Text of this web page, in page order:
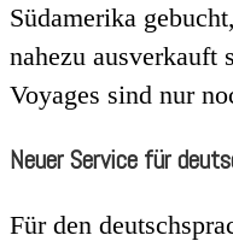
Südamerika
nahezu ausverkauft
Voyages sind nur
Neuer Service für
Für den